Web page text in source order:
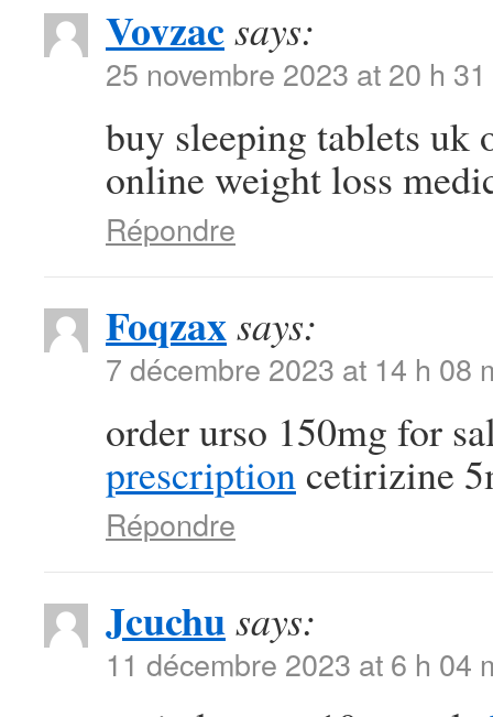
Vovzacsays:
25 novembre 2023 at 20 h
buy sleeping tablets uk
online weight loss
Répondre
Foqzaxsays:
7 décembre 2023 at 14 h 08
order urso 150mg for
prescription cetirizine
Répondre
Jcuchusays:
11 décembre 2023 at 6 h 04